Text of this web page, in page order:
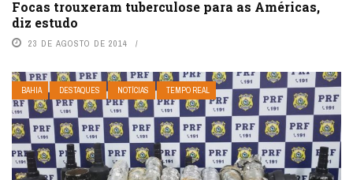
Focas trouxeram tuberculose para as Américas,
diz estudo
23 DE AGOSTO DE 2014
BAHIA DESTAQUES NOTÍCIAS TEMPO REAL